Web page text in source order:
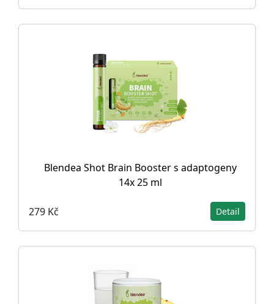
Blendea Shot Brain Booster s adaptogeny
14x 25 ml
279 Kč Detail